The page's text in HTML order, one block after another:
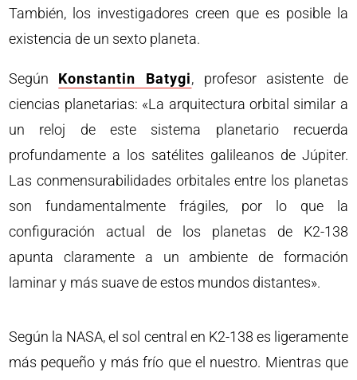
También, los investigadores creen que es posible la
existencia de un sexto planeta.
Según Konstantin Batygi, profesor asistente de
ciencias planetarias: «La arquitectura orbital similar a
un reloj de este sistema planetario recuerda
profundamente a los satélites galileanos de Júpiter.
Las conmensurabilidades orbitales entre los planetas
son fundamentalmente frágiles, por lo que la
configuración actual de los planetas de K2-138
apunta claramente a un ambiente de formación
laminar y más suave de estos mundos distantes».
Según la NASA, el sol central en K2-138 es ligeramente
más pequeño y más frío que el nuestro. Mientras que